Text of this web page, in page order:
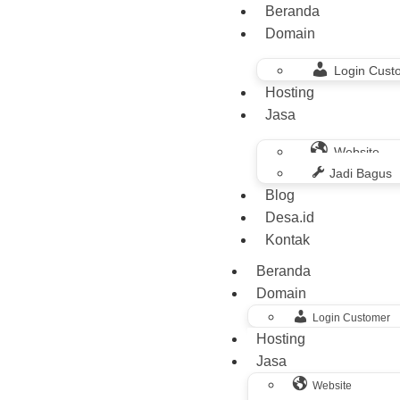
Beranda
Domain
Login
Hosting
Jasa
Website
Jadi Bagus
Blog
Desa.id
Kontak
Beranda
Domain
Login Customer
Hosting
Jasa
Website